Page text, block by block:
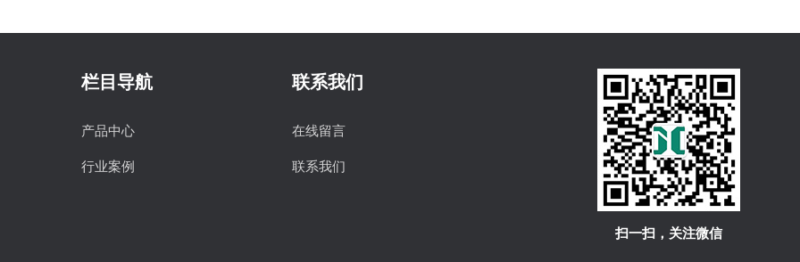
栏目导航
产品中心
行业案例
联系我们
在线留言
联系我们
扫一扫，关注微信